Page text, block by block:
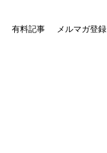
有料記事 メルマガ登録